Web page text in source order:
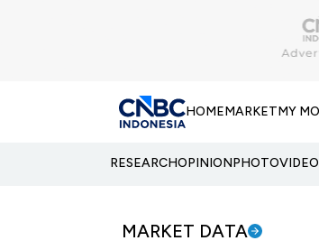
HOMEMARKETMY
RESEARCHOPINIONPHOTOVIDEO
MARKET DATA